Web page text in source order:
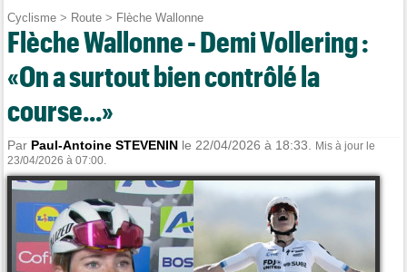
Cyclisme > Route > Flèche Wallonne
Flèche Wallonne - Demi Vollering :
«On a surtout bien contrôlé la
course...»
Par Paul-Antoine STEVENIN le 22/04/2026 à 18:33.
Mis à jour le
23/04/2026 à 07:00.